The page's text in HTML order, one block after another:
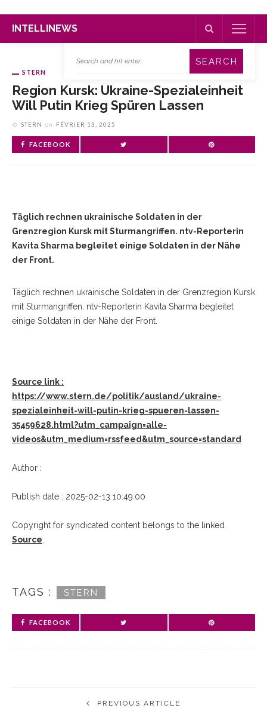
INTELLINEWS
STERN
Region Kursk: Ukraine-Spezialeinheit
Will Putin Krieg Spüren Lassen
STERN on FÉVRIER 13, 2025
FACEBOOK
Täglich rechnen ukrainische Soldaten in der
Grenzregion Kursk mit Sturmangriffen. ntv-Reporterin
Kavita Sharma begleitet einige Soldaten in der Nähe
der Front.
Täglich rechnen ukrainische Soldaten in der Grenzregion Kursk
mit Sturmangriffen. ntv-Reporterin Kavita Sharma begleitet
einige Soldaten in der Nähe der Front.
Source link :
https://www.stern.de/politik/ausland/ukraine-
spezialeinheit-will-putin-krieg-spueren-lassen-
35459628.html?utm_campaign=alle-
videos&utm_medium=rssfeed&utm_source=standard
Author :
Publish date : 2025-02-13 10:49:00
Copyright for syndicated content belongs to the linked
Source
TAGS : STERN
FACEBOOK
PREVIOUS ARTICLE